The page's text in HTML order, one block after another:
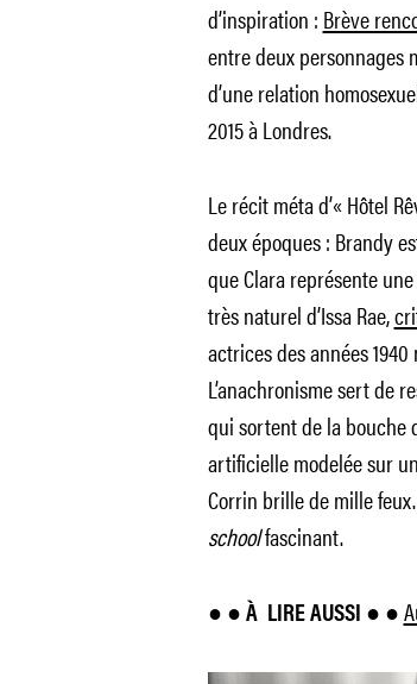
d’inspiration : Brève
entre deux personnages
d’une relation
2015 à Londres.
Le récit méta d’« Hôtel
deux époques : Brandy
que Clara représente
très naturel d’Issa Rae,
actrices des années
L’anachronisme sert de
qui sortent de la bouche
artificielle modelée sur
Corrin brille de mille
schoolfascinant.
● ● À LIRE AUSSI ● ●